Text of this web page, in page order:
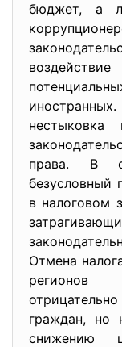
бюджет, а
права. В
безусловный
в налоговом
Отмена
регионов
граждан, но